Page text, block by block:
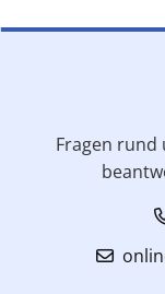
Fragen rund